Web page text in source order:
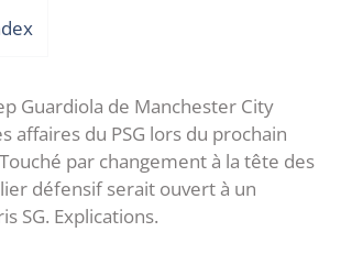
Guardiola de Manchester City
affaires du PSG lors du prochain
par changement à la tête des
défensif serait ouvert à un
SG. Explications.